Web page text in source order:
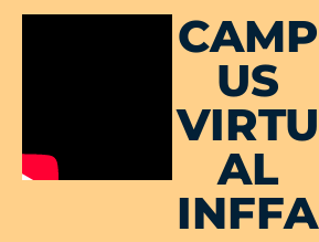
CAMP
US
VIRTU
AL
INFFA